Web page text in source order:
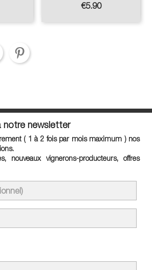
Price
€5.90
notre newsletter
( 1 à 2 fois par mois maximum ) nos
nouveaux vignerons-producteurs, offres